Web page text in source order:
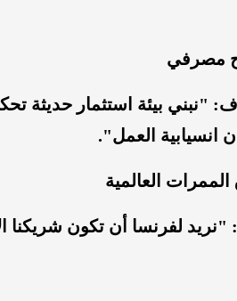
مصرفي
"نبني بيئة استثمار حديثة
انسيابية العمل".
العالمية
"نريد لفرنسا أن تكون